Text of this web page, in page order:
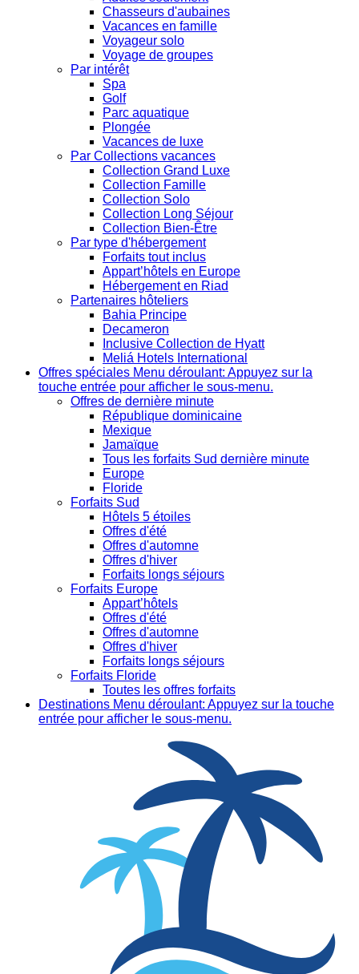
Chasseurs d'aubaines
Vacances en famille
Voyageur solo
Voyage de groupes
Par intérêt
Spa
Golf
Parc aquatique
Plongée
Vacances de luxe
Par Collections vacances
Collection Grand Luxe
Collection Famille
Collection Solo
Collection Long Séjour
Collection Bien-Être
Par type d'hébergement
Forfaits tout inclus
Appart’hôtels en Europe
Hébergement en Riad
Partenaires hôteliers
Bahia Principe
Decameron
Inclusive Collection de Hyatt
Meliá Hotels International
Offres spéciales Menu déroulant: Appuyez sur la
touche entrée pour afficher le sous-menu.
Offres de dernière minute
République dominicaine
Mexique
Jamaïque
Tous les forfaits Sud dernière minute
Europe
Floride
Forfaits Sud
Hôtels 5 étoiles
Offres d'été
Offres d'automne
Offres d'hiver
Forfaits longs séjours
Forfaits Europe
Appart’hôtels
Offres d'été
Offres d'automne
Offres d'hiver
Forfaits longs séjours
Forfaits Floride
Toutes les offres forfaits
Destinations Menu déroulant: Appuyez sur la touche
entrée pour afficher le sous-menu.